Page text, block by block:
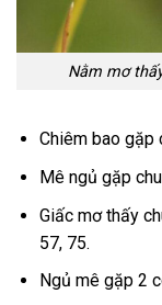
Nằm mơ
Chiêm bao gặp
Mê ngủ gặp
Giấc mơ thấy
57, 75.
Ngủ mê gặp 2